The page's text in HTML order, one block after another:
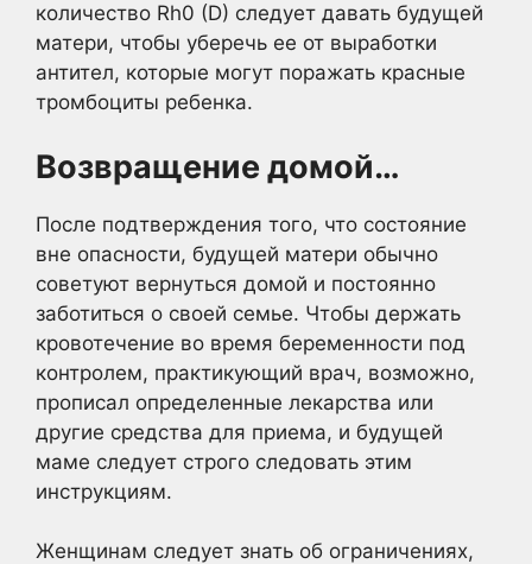
количество Rh0 (D) следует давать будущей
матери, чтобы уберечь ее от выработки
антител, которые могут поражать красные
тромбоциты ребенка.
Возвращение домой…
После подтверждения того, что состояние
вне опасности, будущей матери обычно
советуют вернуться домой и постоянно
заботиться о своей семье. Чтобы держать
кровотечение во время беременности под
контролем, практикующий врач, возможно,
прописал определенные лекарства или
другие средства для приема, и будущей
маме следует строго следовать этим
инструкциям.
Женщинам следует знать об ограничениях,